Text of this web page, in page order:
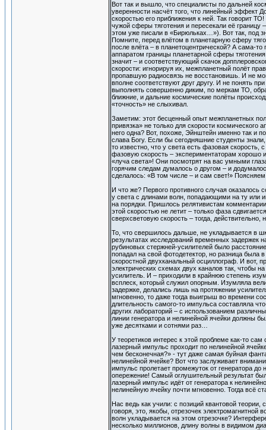
Вот так и вышло, что специалисты по дальней
уверенности насчёт того, что линейный эффект
скоростью его приближения к ней. Так говорит
чужой сферы тяготения и пересекали её
этом уже писали в «Бирюльках…»). Вот так, под
Помните, перед влётом в планетарную сферу
после влёта – в планетоцентрической? А сама-
аппаратом границы планетарной сферы
значит – и соответствующий скачок
скорости: игнорируя их, межпланетный полёт
пропавшую радиосвязь не восстановишь. И не
вполне соответствуют друг другу. И не понять
выполнять совершенно диким, по меркам ТО,
ближние, и дальние космические полёты
«точность» не слыхивал.
Заметим: этот бесценный опыт межпланетных
привязка» не только для скорости космического
него одна? Вот, похоже, Эйнштейн именно так и
слава Богу. Если бы сегодняшние студенты
то известно, что у света есть фазовая
фазовую скорость – экспериментаторам хорошо
«луча света»! Они посмотрят на вас умными
горячим следам думалось о другом – и
сделалось: «В том числе – и сам свет!»
И что же? Первого противного случая
у света с длинами волн, попадающими на ту или
на порядки. Пришлось релятивистам
этой скоростью не летит – только фаза
сверхсветовую скорость – тогда,
То, что свершилось дальше, не укладывается в
результатах исследований временных задержек
рубиновых стержней-усилителей было
попадал на свой фотодетектор, но разница была
скоростной двухканальный осциллограф. И вот,
электрических схемах двух каналов так, чтобы
усилитель. И – приходили в крайнюю степень
всплеск, который служил опорным. Изумляла
задержке, делались лишь на протяжении
мгновенно, то даже тогда выигрыш во времени
длительность самого-то импульса составляла
других лабораторий – с использованием
линии генератора и нелинейной ячейки должны
уже десятками и сотнями раз…
У теоретиков интерес к этой проблеме как-то
лазерный импульс проходит по нелинейной
чем бесконечная?» - тут даже самая буйная
нелинейной ячейке? Вот что заслуживает
импульс пролетает промежуток от генератора
опережение! Самый оглушительный результат
лазерный импульс идёт от генератора к
нелинейную ячейку почти мгновенно. Тогда всё
Нас ведь как учили: с позиций квантовой
говоря, это, якобы, отрезочек электромагнитной
волн укладывается на этом отрезочке?
несколько миллионов, длину волны в видимом